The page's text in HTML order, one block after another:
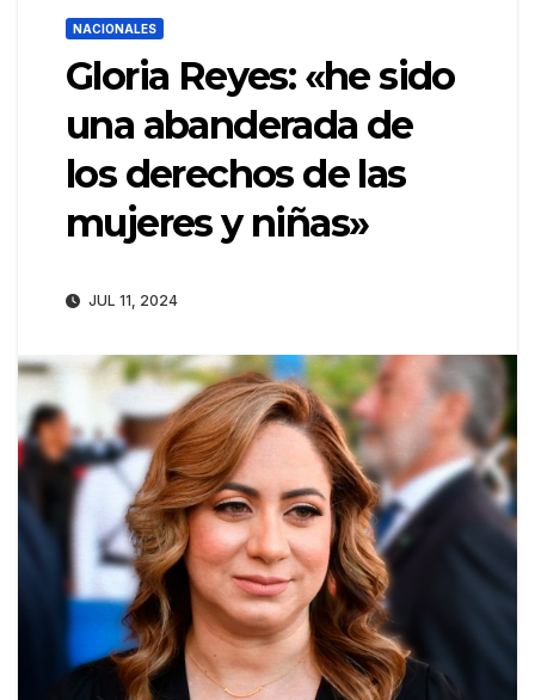
NACIONALES
Gloria Reyes: «he sido
una abanderada de
los derechos de las
mujeres y niñas»
JUL 11, 2024